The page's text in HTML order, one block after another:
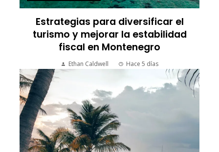
Estrategias para diversificar el
turismo y mejorar la estabilidad
fiscal en Montenegro
Ethan Caldwell Hace 5 días